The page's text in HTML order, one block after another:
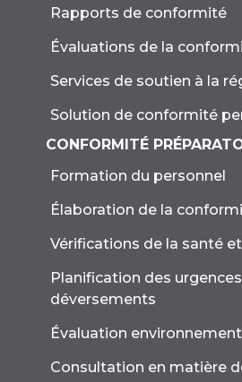
Rapports de conformité
Évaluations de la
Services de soutien à la
Solution de conformité
CONFORMITÉ
Formation du personnel
Élaboration de la
Vérifications de la santé
Planification des
déversements
Évaluation
Consultation en matière